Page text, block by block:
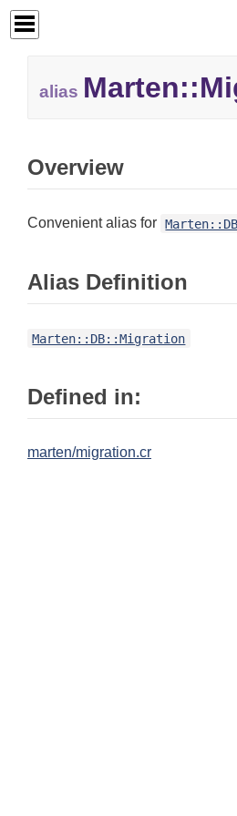
alias Marten::
Overview
Convenient alias for
Alias Definition
Marten::DB::Migration
Defined in:
marten/migration.cr